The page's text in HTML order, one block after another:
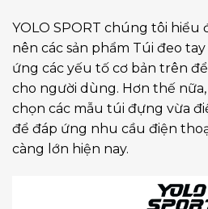
YOLO SPORT chúng tôi hiểu
nên các sản phẩm Túi đeo
ứng các yếu tố cơ bản trên
cho người dùng. Hơn thế nữa,
chọn các mẫu túi đựng vừa
để đáp ứng nhu cầu điện
càng lớn hiện nay.